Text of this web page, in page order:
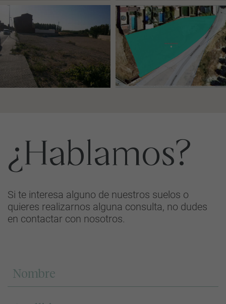
¿Hablamos?
Si te interesa alguno de nuestros suelos o
quieres realizarnos alguna consulta, no dudes
en contactar con nosotros.